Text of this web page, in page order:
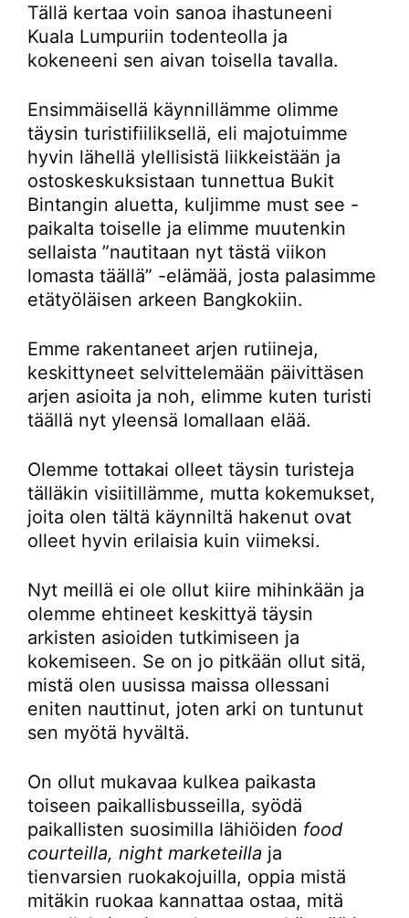
Tällä kertaa voin sanoa ihastuneeni
Kuala Lumpuriin todenteolla ja
kokeneeni sen aivan toisella tavalla.
Ensimmäisellä käynnillämme olimme
täysin turistifiiliksellä, eli majotuimme
hyvin lähellä ylellisistä liikkeistään ja
ostoskeskuksistaan tunnettua Bukit
Bintangin aluetta, kuljimme must see -
paikalta toiselle ja elimme muutenkin
sellaista ”nautitaan nyt tästä viikon
lomasta täällä” -elämää, josta palasimme
etätyöläisen arkeen Bangkokiin.
Emme rakentaneet arjen rutiineja,
keskittyneet selvittelemään päivittäsen
arjen asioita ja noh, elimme kuten turisti
täällä nyt yleensä lomallaan elää.
Olemme tottakai olleet täysin turisteja
tälläkin visiitillämme, mutta kokemukset,
joita olen tältä käynniltä hakenut ovat
olleet hyvin erilaisia kuin viimeksi.
Nyt meillä ei ole ollut kiire mihinkään ja
olemme ehtineet keskittyä täysin
arkisten asioiden tutkimiseen ja
kokemiseen. Se on jo pitkään ollut sitä,
mistä olen uusissa maissa ollessani
eniten nauttinut, joten arki on tuntunut
sen myötä hyvältä.
On ollut mukavaa kulkea paikasta
toiseen paikallisbusseilla, syödä
paikallisten suosimilla lähiöiden food
courteilla, night marketeilla ja
tienvarsien ruokakojuilla, oppia mistä
mitäkin ruokaa kannattaa ostaa, mitä